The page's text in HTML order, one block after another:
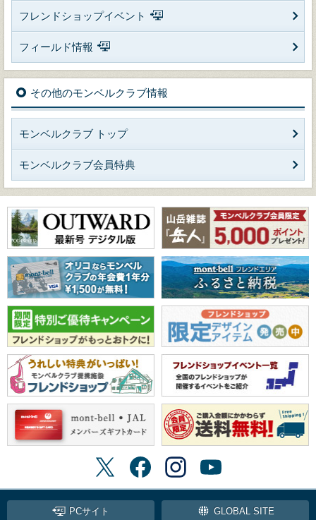
フレンドショップイベント
フィールド情報
その他のモンベルクラブ情報
モンベルクラブ トップ
モンベルクラブ会員特典
PCサイト GLOBAL SITE